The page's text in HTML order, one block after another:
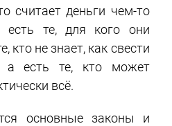
считает деньги чем-то
есть те, для кого они
кто не знает, как свести
а есть те, кто может
всё.
основные законы и